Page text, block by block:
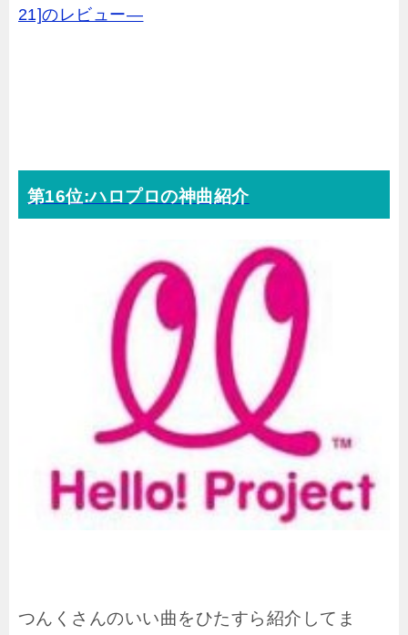
21]のレビュー—
第16位:ハロプロの神曲紹介
つんくさんのいい曲をひたすら紹介してま